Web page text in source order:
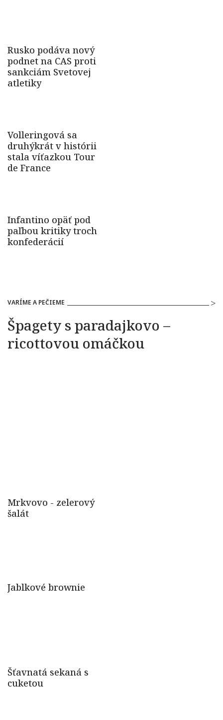
VARÍME A PEČIEME